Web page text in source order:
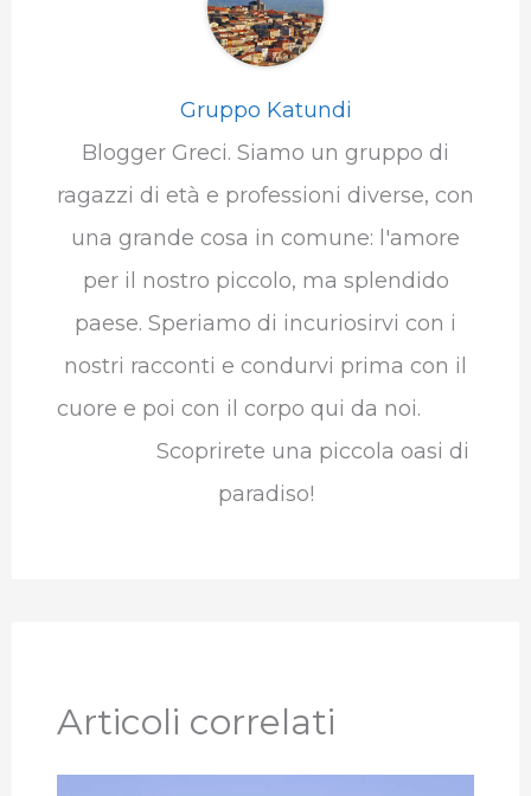
Gruppo Katundi
Blogger Greci. Siamo un gruppo di
ragazzi di età e professioni diverse, con
una grande cosa in comune: l'amore
per il nostro piccolo, ma splendido
paese. Speriamo di incuriosirvi con i
nostri racconti e condurvi prima con il
cuore e poi con il corpo qui da noi.
Scoprirete una piccola oasi di
paradiso!
Articoli correlati